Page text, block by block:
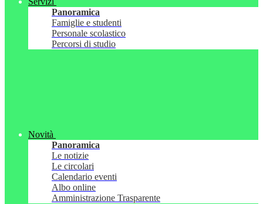
Panoramica
Famiglie e studenti
Personale scolastico
Percorsi di studio
Novità
Panoramica
Le notizie
Le circolari
Calendario eventi
Albo online
Amministrazione Trasparente